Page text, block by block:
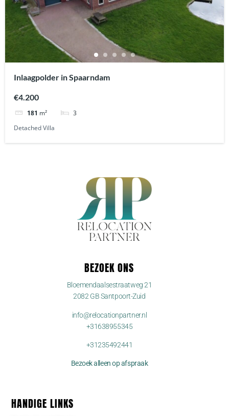
Inlaagpolder in Spaarndam
€4.200
181 m²
3
Detached Villa
BEZOEK ONS
Bloemendaalsestraatweg 21
2082 GB Santpoort-Zuid
info@relocationpartner.nl
+31638955345
+31235492441
Bezoek alleen op afspraak
HANDIGE LINKS